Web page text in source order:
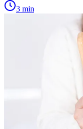
3 min